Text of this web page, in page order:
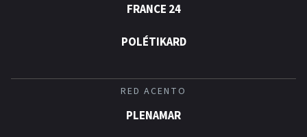
FRANCE 24
POLÉTIKARD
RED ACENTO
PLENAMAR